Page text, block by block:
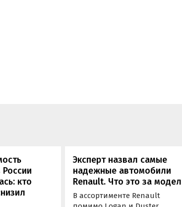
кто
Эксперт назвал самые
надежные автомобили
Renault. Что это за
В ассортименте Renault